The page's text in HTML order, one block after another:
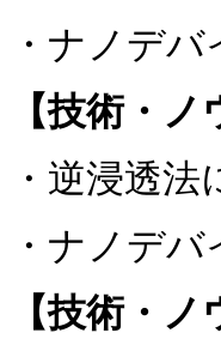
・ナノデ
【技術・
・逆浸透
・ナノデ
【技術・